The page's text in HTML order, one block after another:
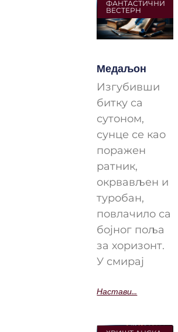
ФАНТАСТИЧНИ
ВЕСТЕРН
Медаљон
Изгубивши
битку са
сутоном,
сунце се као
поражен
ратник,
окрвављен и
туробан,
повлачило са
бојног поља
за хоризонт.
У смирај
Настави...